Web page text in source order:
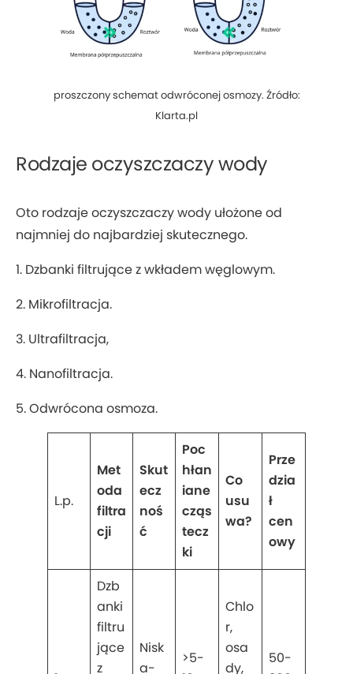
proszczony schemat odwróconej osmozy. Źródło:
Klarta.pl
Rodzaje oczyszczaczy wody
Oto rodzaje oczyszczaczy wody ułożone od
najmniej do najbardziej skutecznego.
1. Dzbanki filtrujące z wkładem węglowym.
2. Mikrofiltracja.
3. Ultrafiltracja,
4. Nanofiltracja.
5. Odwrócona osmoza.
L.p.
Met
oda
filtra
cji
Skut
ecz
noś
ć
Poc
hłan
iane
cząs
tecz
ki
Co
usu
wa?
Prze
dzia
ł
cen
owy
Dzb
anki
filtru
jące
z
Nisk
a-
>5-
Chlo
r,
osa
dy,
50-